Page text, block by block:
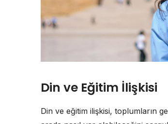
Din ve Eğitim İlişkisi
Din ve eğitim ilişkisi, toplumların